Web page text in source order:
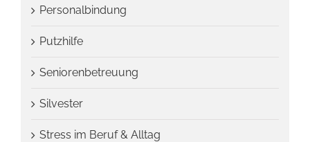
Personalbindung
Putzhilfe
Seniorenbetreuung
Silvester
Stress im Beruf & Alltag